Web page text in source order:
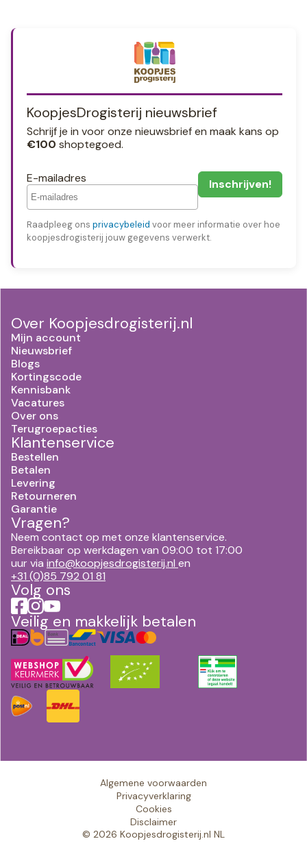
KoopjesDrogisterij nieuwsbrief
Schrijf je in voor onze nieuwsbrief en maak kans op
€100 shoptegoed.
E-mailadres
Raadpleeg ons privacybeleid voor meer informatie over hoe
koopjesdrogisterij jouw gegevens verwerkt.
Over Koopjesdrogisterij.nl
Mijn account
Nieuwsbrief
Blogs
Kortingscode
Kennisbank
Vacatures
Over ons
Terugroepacties
Klantenservice
Bestellen
Betalen
Levering
Retourneren
Garantie
Vragen?
Neem contact op met onze klantenservice.
Bereikbaar op werkdagen van 09:00 tot 17:00
uur via info@koopjesdrogisterij.nl en
+31 (0)85 792 01 81
Volg ons
Veilig en makkelijk betalen
© 2026 Koopjesdrogisterij.nl NL
Algemene voorwaarden
Privacyverklaring
Cookies
Disclaimer